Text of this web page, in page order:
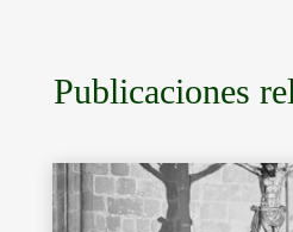
Publicaciones